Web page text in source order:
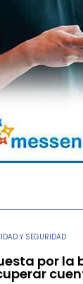
Y SEGURIDAD
por la